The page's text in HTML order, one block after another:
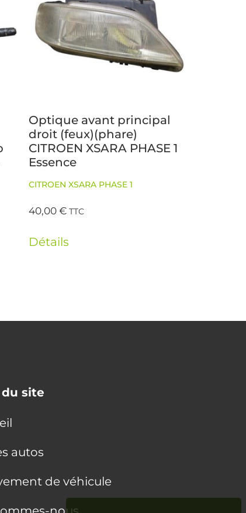
Optique avant principal
droit (feux)(phare)
CITROEN XSARA PHASE 1
Essence
CITROEN XSARA PHASE 1
40,00€ TTC
Détails
site
autos
de véhicule